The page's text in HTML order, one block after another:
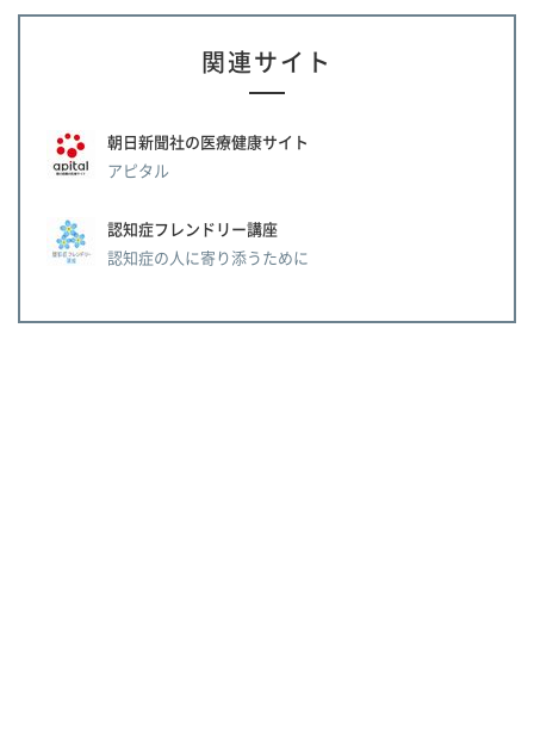
関連サイト
朝日新聞社の医療健康サイト
アピタル
認知症フレンドリー講座
認知症の人に寄り添うために